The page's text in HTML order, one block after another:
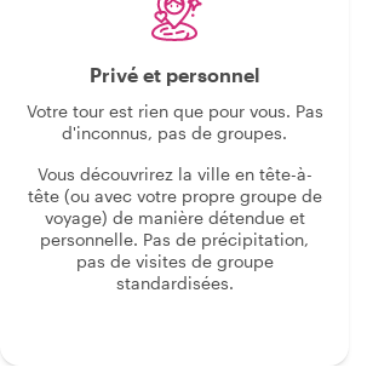
Privé et personnel
Votre tour est rien que pour vous. Pas
d'inconnus, pas de groupes.
Vous découvrirez la ville en tête-à-
tête (ou avec votre propre groupe de
voyage) de manière détendue et
personnelle. Pas de précipitation,
pas de visites de groupe
standardisées.